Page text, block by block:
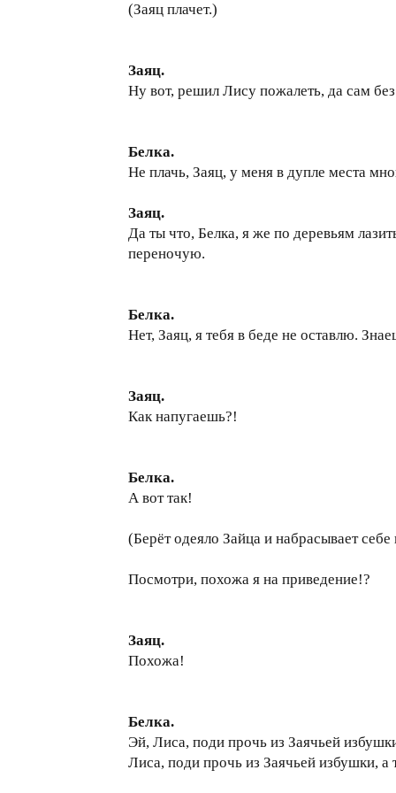
(Заяц плачет.)
Заяц.
Ну вот, решил Лису пожалеть, да сам
Белка.
Не плачь, Заяц, у меня в дупле места
Заяц.
Да ты что, Белка, я же по деревьям
переночую.
Белка.
Нет, Заяц, я тебя в беде не оставлю.
Заяц.
Как напугаешь?!
Белка.
А вот так!
(Берёт одеяло Зайца и набрасывает себе
Посмотри, похожа я на приведение!?
Заяц.
Похожа!
Белка.
Эй, Лиса, поди прочь из Заячьей
Лиса, поди прочь из Заячьей избушки,